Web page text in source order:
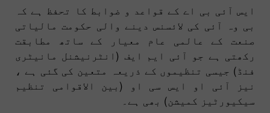
ایس آئی بی اے کے قواعد و ضوابط کا تحفظ ہے کہ
بی وہ آئی کی لائسنس دینے والی حکومت مالیاتی
صنعت کے عالمی عام معیار کے ساتھ مطابقت
رکھتی ہے جو آئی ایم ایف (انٹرنیشنل مانیٹری
فنڈ) جیسی تنظیموں کے ذریعہ متعین کی گئی ہے ،
نیز آئی او ایس سی او (بین الاقوامی تنظیم
سیکیورٹیز کمیشن) بھی ہے۔